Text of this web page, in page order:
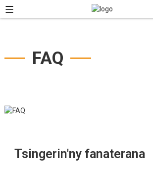
FAQ
Tsingerin'ny fanaterana